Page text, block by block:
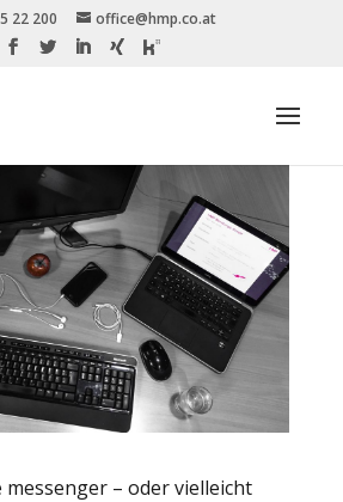
22 200 office@hmp.co.at
messenger – oder vielleicht